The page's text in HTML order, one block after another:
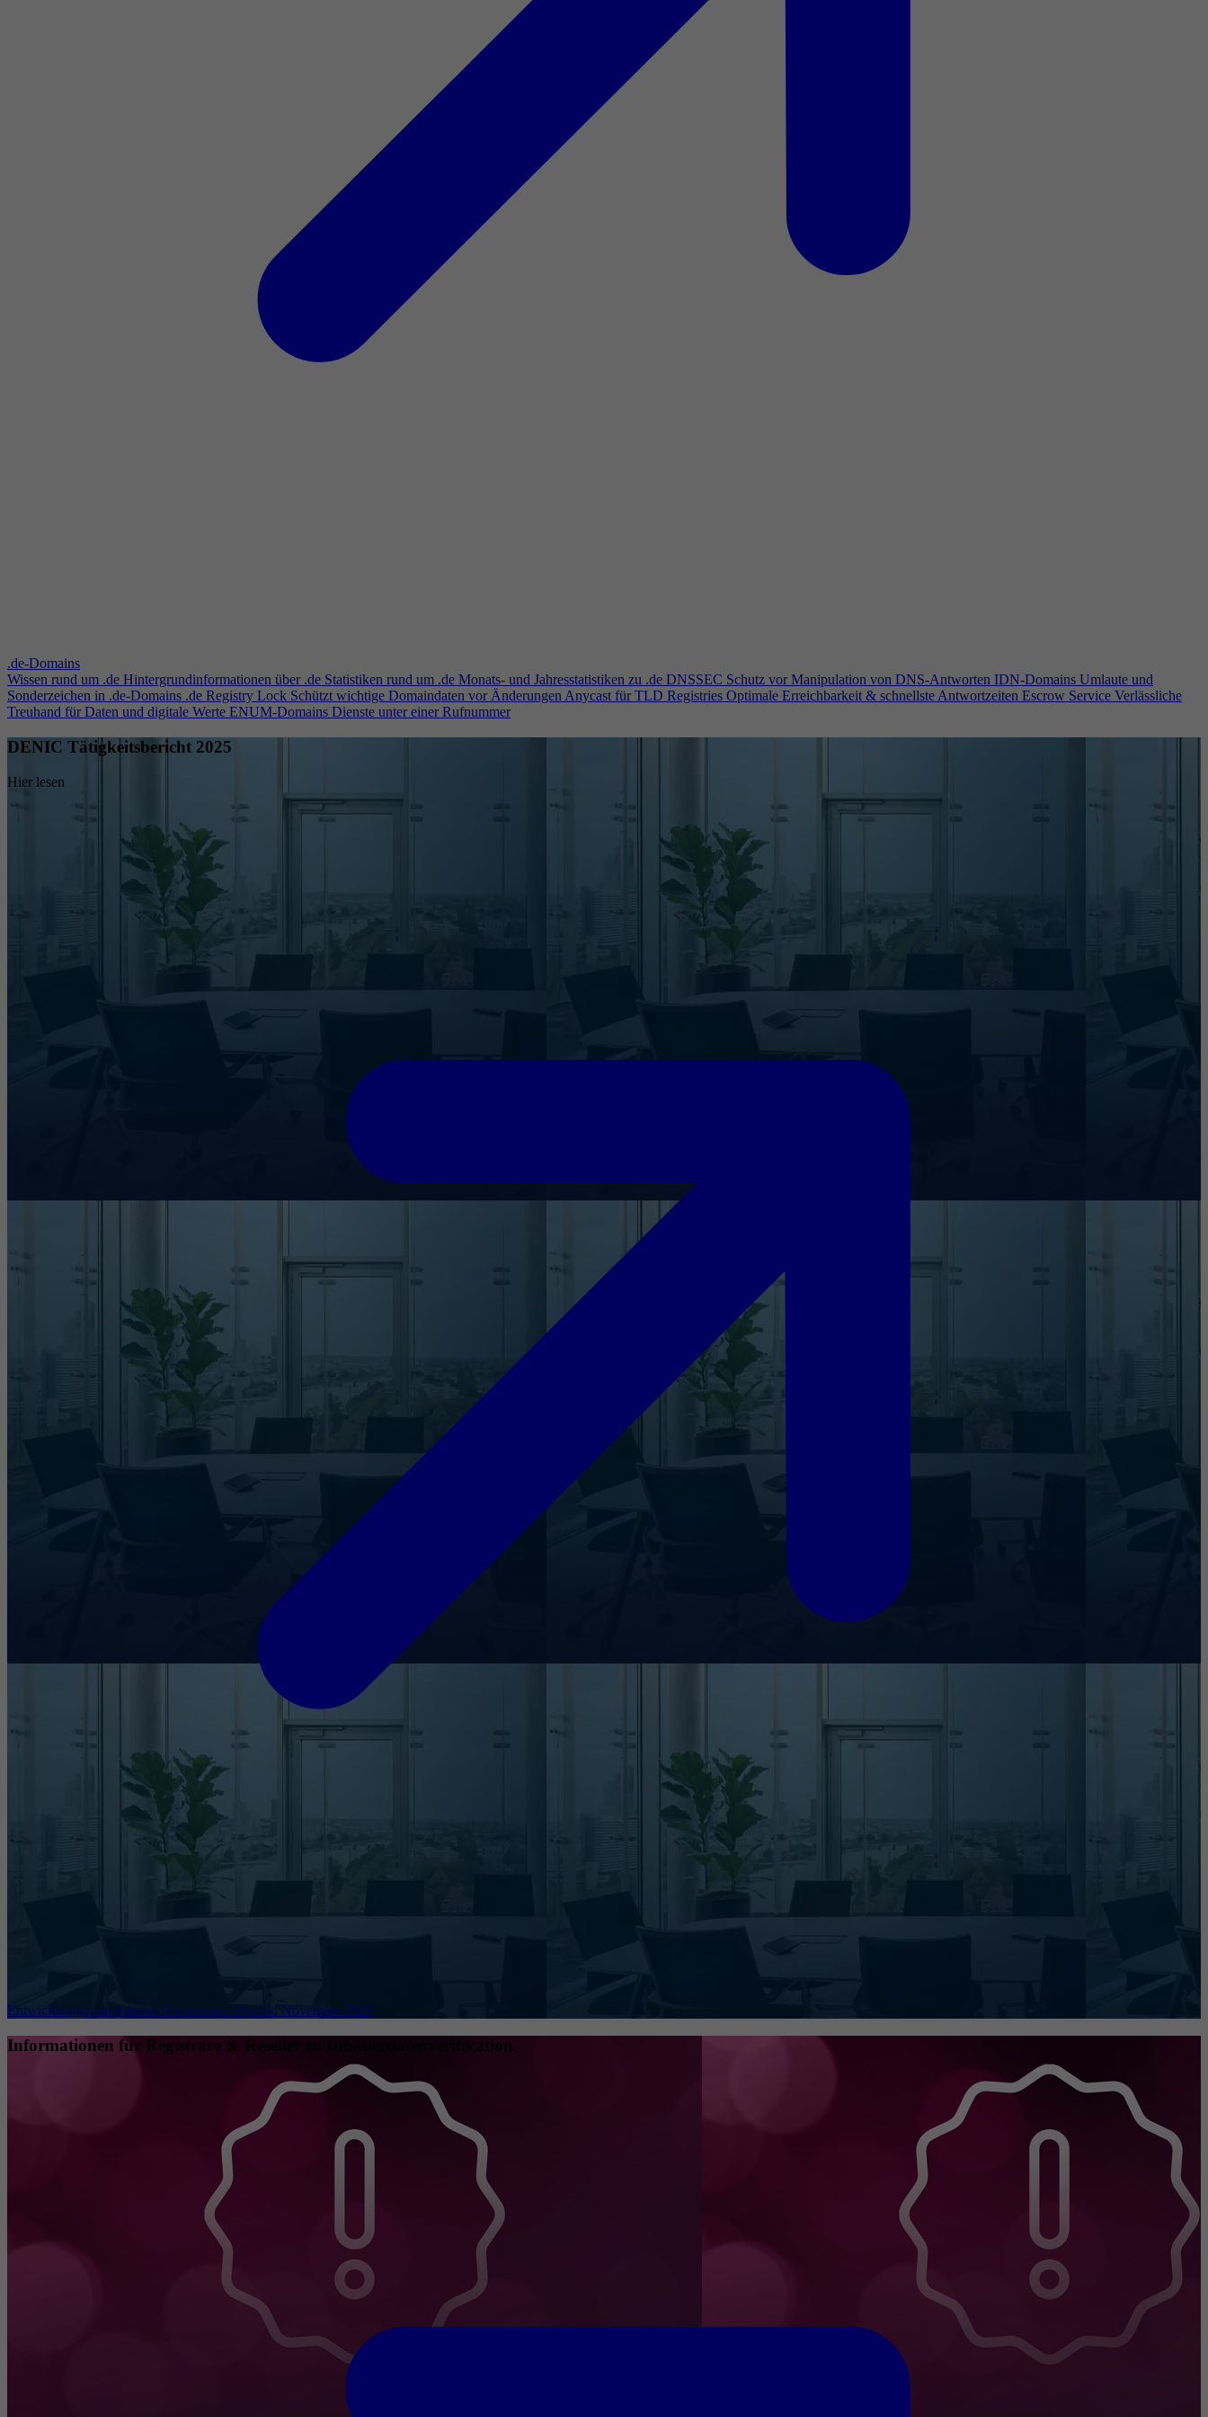
.de-Domains
Wissen rund um .de Hintergrundinformationen über .de Statistiken rund um .de Monats- und Jahresstatistiken zu .de DNSSEC Schutz vor Manipulation von DNS-Antworten IDN-Domains Umlaute und
Sonderzeichen in .de-Domains .de Registry Lock Schützt wichtige Domaindaten vor ÄnderungenAnycast für TLD Registries Optimale Erreichbarkeit & schnellste Antwortzeiten Escrow Service Verlässliche
Treuhand für Daten und digitale Werte ENUM-Domains Dienste unter einer Rufnummer
DENIC Tätigkeitsbericht 2025
Hier lesen
Entwicklungen im Internet Governance Umfeld November 2025
Informationen für Registrare & Reseller zu Inhaberdatenverifikation